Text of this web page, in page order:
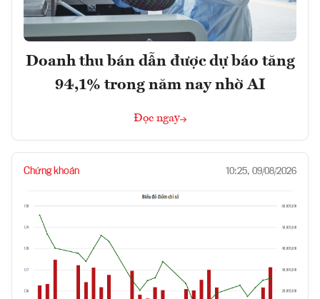
Doanh thu bán dẫn được dự báo tăng
94,1% trong năm nay nhờ AI
Đọc ngay
Chứng khoán 10:25, 09/08/2026